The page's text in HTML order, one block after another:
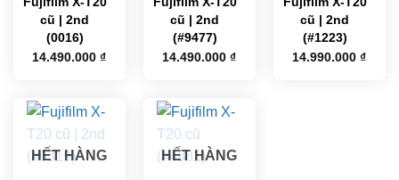
cũ | 2nd
(0016)
14.490.000₫
cũ | 2nd
(#9477)
14.490.000₫
cũ | 2nd
(#1223)
14.990.000₫
HẾT HÀNG HẾT HÀNG